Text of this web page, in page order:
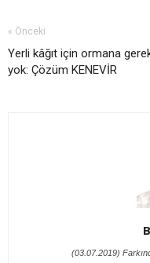
« Önceki
Yerli kâğıt için ormana
yok: Çözüm KENEVİR
(03.07.2019)